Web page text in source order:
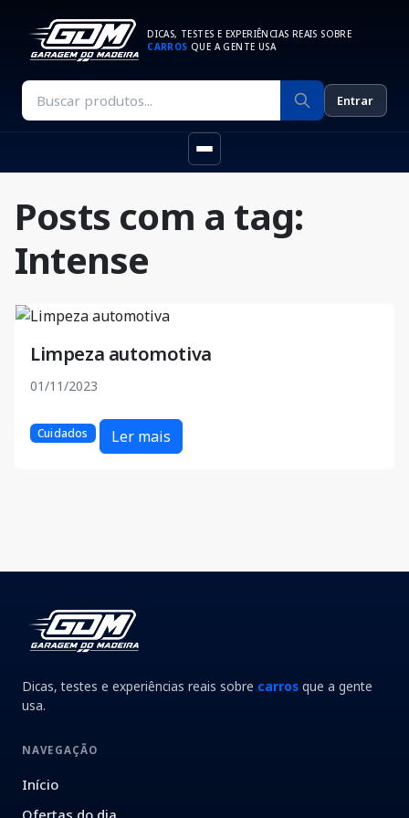
DICAS, TESTES E EXPERIÊNCIAS REAIS SOBRE
CARROS QUE A GENTE USA
Entrar
Posts com a tag:
Intense
Limpeza automotiva
01/11/2023
Cuidados Ler mais
Dicas, testes e experiências reais sobre carros que a gente
usa.
NAVEGAÇÃO
Início
Ofertas do dia